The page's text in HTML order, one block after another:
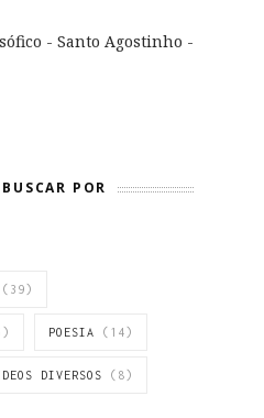
- Santo Agostinho -
POR
(39)
POESIA (14)
DIVERSOS (8)